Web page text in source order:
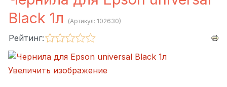
Black 1л
(Артикул: 102630)
Рейтинг:
Увеличить изображение